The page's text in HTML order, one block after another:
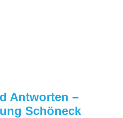
Antworten –
Schöneck